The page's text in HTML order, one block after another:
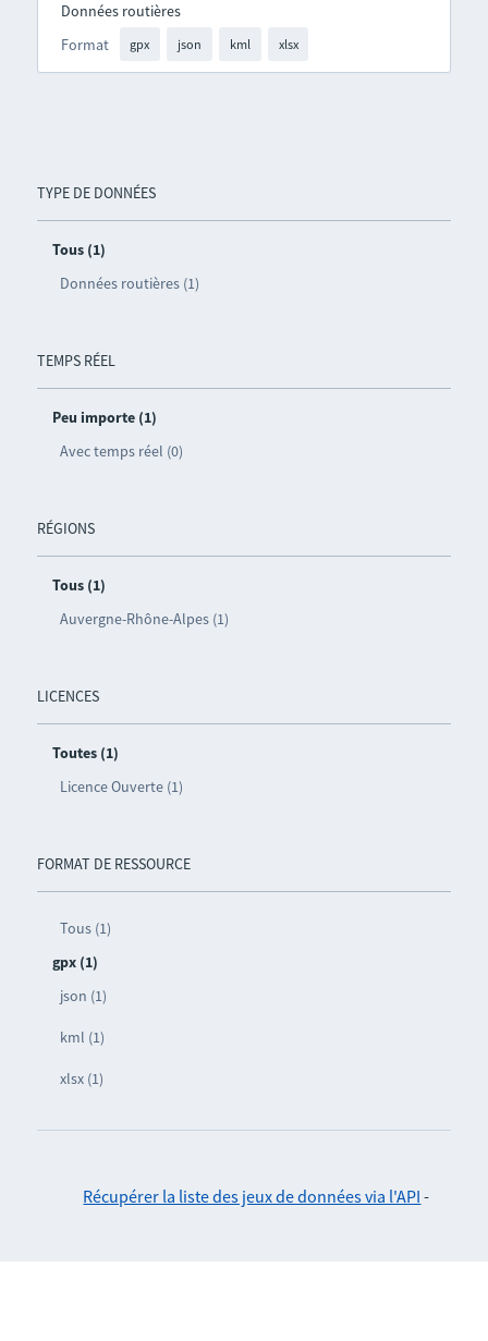
TYPE DE DONNÉES
Tous (1)
Données routières (1)
TEMPS RÉEL
Peu importe (1)
Avec temps réel (0)
RÉGIONS
Tous (1)
Auvergne-Rhône-Alpes (1)
LICENCES
Toutes (1)
Licence Ouverte (1)
FORMAT DE RESSOURCE
Tous (1)
gpx (1)
json (1)
kml (1)
xlsx (1)
Format gpx json kml xlsx
Données routières
Récupérer la liste des jeux de données via l'API -